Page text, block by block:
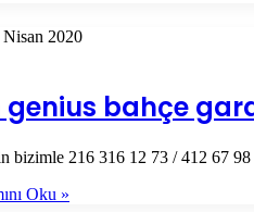
Nisan 2020
bahçe
bizimle 216 316 12 73 / 412 67
Oku »